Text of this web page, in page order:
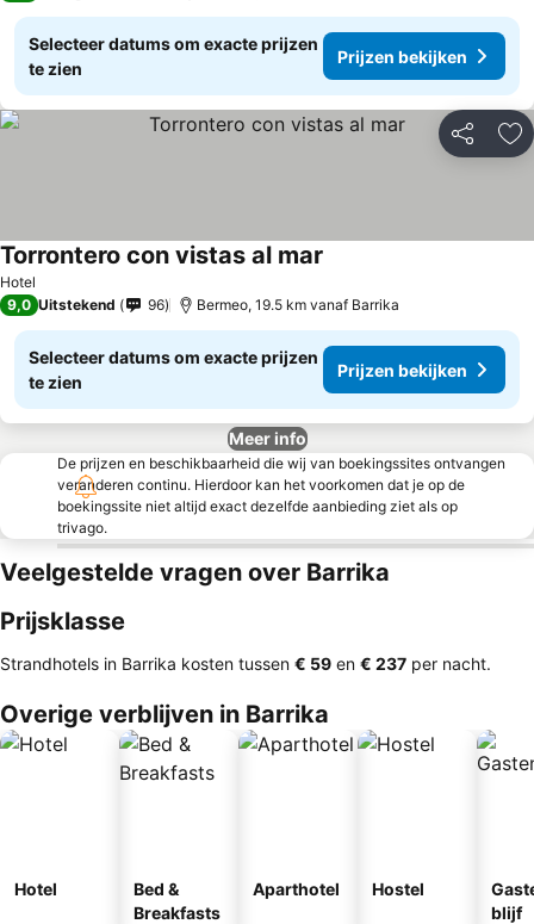
Selecteer datums om exacte prijzen
te zien
Prijzen bekijken
Delen
Hotel
Torrontero con vistas al mar
9,0 Uitstekend 96 Bermeo, 19.5 km vanaf Barrika
Selecteer datums om exacte prijzen
te zien
Prijzen bekijken
Meer info
De prijzen en beschikbaarheid die wij van boekingssites ontvangen
veranderen continu. Hierdoor kan het voorkomen dat je op de
boekingssite niet altijd exact dezelfde aanbieding ziet als op
trivago.
Veelgestelde vragen over Barrika
Prijsklasse
Strandhotels in Barrika kosten tussen ‎€ 59 en ‎€ 237 per nacht.
Overige verblijven in Barrika
Hotel
Bed &
Breakfasts
Aparthotel Hostel
blijf